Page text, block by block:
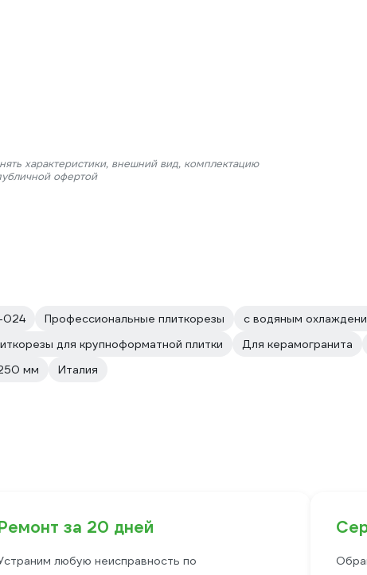
характеристики, внешний вид, комплектацию
офертой
024 Профессиональные плиткорезы с водяным
для крупноформатной плитки Для керамогранита
мм Италия
за 20 дней
любую неисправность по